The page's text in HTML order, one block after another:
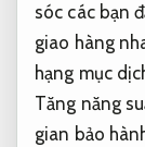
sóc các bạn
giao hàng
hạng mục
Tăng năng
gian bảo